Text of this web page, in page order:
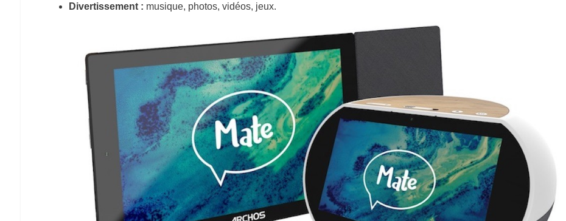
Divertissement : musique, photos, vidéos, jeux.